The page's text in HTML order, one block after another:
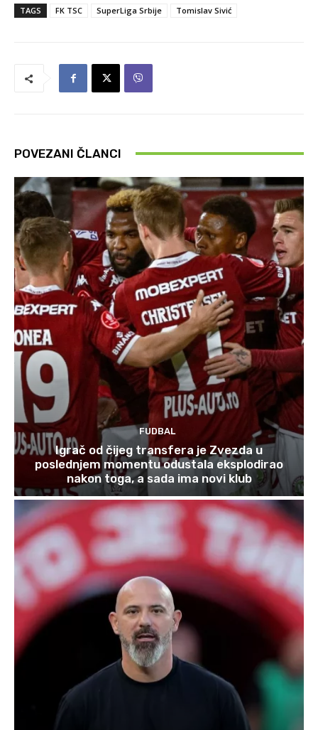
TAGS FK TSC SuperLiga Srbije Tomislav Sivić
POVEZANI ČLANCI
FUDBAL
Igrač od čijeg transfera je Zvezda u
poslednjem momentu odustala eksplodirao
nakon toga, a sada ima novi klub